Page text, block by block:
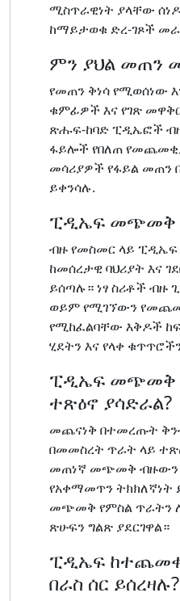
ሚስጥራዊነት ያላቸው
ከማይታወቁ ድረ-ገጾች
ምን ያህል መጠን
የመጠን ቅነሳ የሚወሰነው
ቁምፊዎች እና የገጽ
ጽሑፍ-ከባድ ፒዲኤፎች
ፋይሎች የበለጠ
መሳሪያዎች የፋይል መጠን በ
ይቀንሳሉ.
ፒዲኤፍ መጭመቅ
ብዙ የመስመር ላይ
ከመሰረታዊ ባህሪያት እና
ይሰጣሉ። ነፃ ስሪቶች ብዙ
ወይም የሚገኘውን
የሚከፈልባቸው እቅዶች
ሂደትን እና የላቀ
ፒዲኤፍ መጭመቅ
ተጽዕኖ ያሳድራል?
መጨናነቅ በተመረጡት
በመመስረት ጥራት ላይ
መጠነኛ መጭመቅ ብዙውን
የአቀማመጥን ትክክለኛነት
መጭመቅ የምስል ጥራትን
ጽሁፍን ግልጽ ያደርገዋል።
ፒዲኤፍ
በራስ ሰር ይሰረዛሉ?